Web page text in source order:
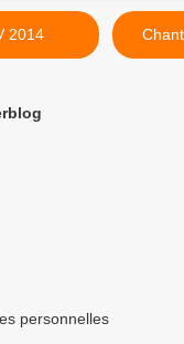
2014
personnelles